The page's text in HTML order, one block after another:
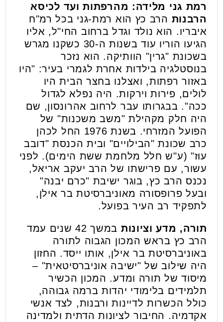
רמת גני מלידה: מהרפתות ועד לכיסא
הרבנות הרב כץ הוא רמת-גני בכל רמ"ח
איבריו. הוא נולד וגדל ברחוב החי"ל, אליו
הגיעו הוריו עוד בשנות ה-30 כשקנו מגרש
בשכונת "גרין" הוותיקה. הוא נזכר
בנוסטלגיה בילדות אחרת לגמרי בעיר: "היו
באזור רפתות, ואצלנו בחצר הבית היו
לולים, פירות וירקות. היה נפלא לגדול
ככה". בבגרותו עבר לרחוב אהרונסון, שם
היה חלק מקהילת "משב משכנות" של
הפועל המזרחי. בשנת 1976 החל לכהן
כרב שכונת "הבילויים" ובית הכנסת "דובב
עוז" (ע"ש חלל מלחמת ששת הימים). לפני
עשור, עם פרישתו של הרב יעקב אריאל,
נכנס הרב כץ, בוגר ישיבת "כרם יבנה"
ובעל פרופסורה מאוניברסיטת בר אילן,
לתפקיד רב העיר בפועל.
תורה, מדע וציונות
במשך 42 שנים עמד
הרב כץ בראש המכון הגבוה לתורה
באוניברסיטת בר אילן, אותו ייסד. החזון
היה שילוב של "ישיבה אוניברסיטאית" –
מיסוד של תורה ומדע. המכון הכשיר
תלמידים בלימודי יהדות ברמה גבוהה,
כולל הכשרות לדיינות ורבנות, לצד אנשי
אקדמיה. החיבור לציונות הדתית ולמדינה